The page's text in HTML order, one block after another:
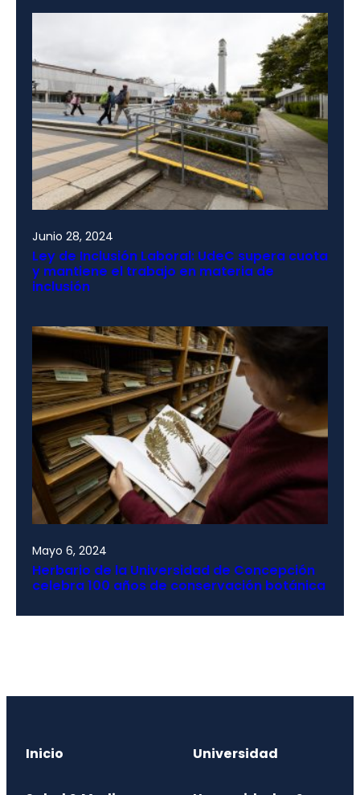
Junio 28, 2024
Ley de Inclusión Laboral: UdeC supera cuota
y mantiene el trabajo en materia de
inclusión
Mayo 6, 2024
Herbario de la Universidad de Concepción
celebra 100 años de conservación botánica
Inicio Universidad